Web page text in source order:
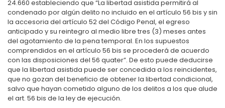
24.660 estableciendo que “La libertad asistida permitirá al
condenado por algún delito no incluido en el artículo 56 bis y sin
la accesoria del artículo 52 del Código Penal, el egreso
anticipado y su reintegro al medio libre tres (3) meses antes
del agotamiento de la pena temporal. En los supuestos
comprendidos en el artículo 56 bis se procederá de acuerdo
con las disposiciones del 56 quater”. De esto puede deducirse
que la libertad asistida puede ser concedida a los reincidentes,
que no gozan del beneficio de obtener la libertad condicional,
salvo que hayan cometido alguno de los delitos a los que alude
el art. 56 bis de la ley de ejecución.